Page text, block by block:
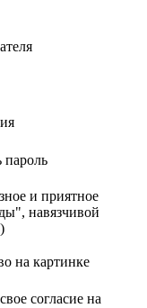
пароль
и приятное
навязчивой
на картинке
согласие на